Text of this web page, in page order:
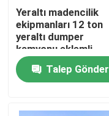
Ana sayfa
Yeraltı madencilik
ekipmanları 12 ton
yeraltı dumper
kamyonu eklemli
dumper kamyonu
Talep Gönder